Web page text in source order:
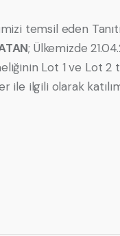
temsil eden
; Ülkemizde
Lot 1 ve Lot 2
ile ilgili olarak